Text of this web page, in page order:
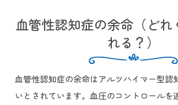
血管性認知症の余命（どれ
れる？）
血管性認知症の余命はアルツハイマー型認
いとされています。血圧のコントロールを